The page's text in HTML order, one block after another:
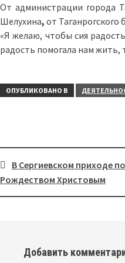
От администрации города
Шелухина, от
«Я желаю, чтобы сия
радость помогала нам жить,
ОПУБЛИКОВАНО В
Навигация
В Сергиевском приходе
Рождеством Христовым
Добавить